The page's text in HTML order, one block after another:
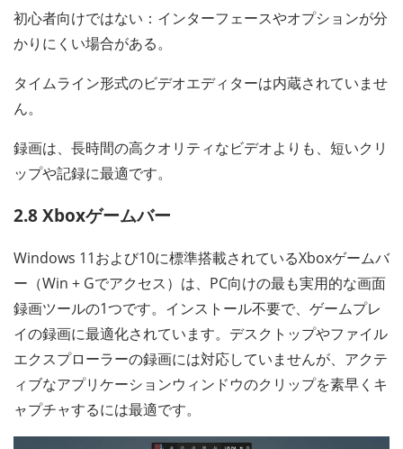
初心者向けではない：インターフェースやオプションが分
かりにくい場合がある。
タイムライン形式のビデオエディターは内蔵されていませ
ん。
録画は、長時間の高クオリティなビデオよりも、短いクリ
ップや記録に最適です。
2.8 Xboxゲームバー
Windows 11および10に標準搭載されているXboxゲームバ
ー（Win + Gでアクセス）は、PC向けの最も実用的な画面
録画ツールの1つです。インストール不要で、ゲームプレ
イの録画に最適化されています。デスクトップやファイル
エクスプローラーの録画には対応していませんが、アクテ
ィブなアプリケーションウィンドウのクリップを素早くキ
ャプチャするには最適です。